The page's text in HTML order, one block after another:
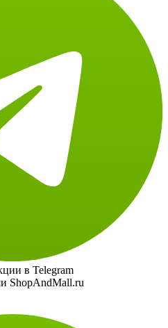
в Telegram
ShopAndMall.ru